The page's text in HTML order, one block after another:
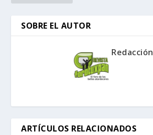
SOBRE EL AUTOR
Redacción
ARTÍCULOS RELACIONADOS